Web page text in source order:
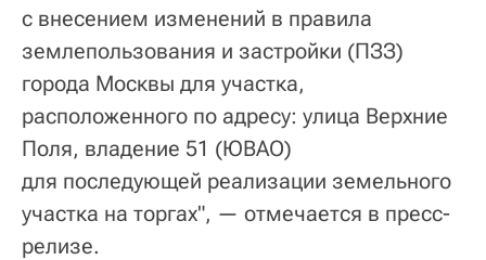
с внесением изменений в правила
землепользования и застройки (ПЗЗ)
города Москвы для участка,
расположенного по адресу: улица Верхние
Поля, владение 51 (ЮВАО)
для последующей реализации земельного
участка на торгах", — отмечается в пресс-
релизе.